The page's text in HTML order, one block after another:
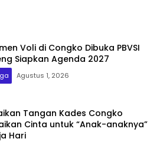
Voli di Congko Dibuka PBVSI
Siapkan Agenda 2027
Agustus 1, 2026
Tangan Kades Congko
Cinta untuk “Anak-anaknya”
Hari